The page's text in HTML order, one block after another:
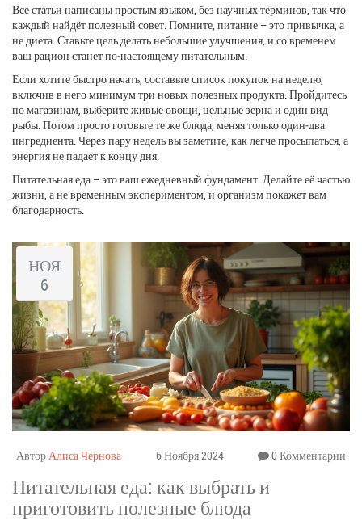
Все статьи написаны простым языком, без научных терминов, так что
каждый найдёт полезный совет. Помните, питание – это привычка, а
не диета. Ставьте цель делать небольшие улучшения, и со временем
ваш рацион станет по‑настоящему питательным.
Если хотите быстро начать, составьте список покупок на неделю,
включив в него минимум три новых полезных продукта. Пройдитесь
по магазинам, выберите живые овощи, цельные зерна и один вид
рыбы. Потом просто готовьте те же блюда, меняя только один‑два
ингредиента. Через пару недель вы заметите, как легче просыпаться, а
энергия не падает к концу дня.
Питательная еда – это ваш ежедневный фундамент. Делайте её частью
жизни, а не временным экспериментом, и организм покажет вам
благодарность.
НОЯ
6
АвторАлиса Чернова 6 Ноября 2024 0 Комментарии
Питательная еда: как выбрать и
приготовить полезные блюда